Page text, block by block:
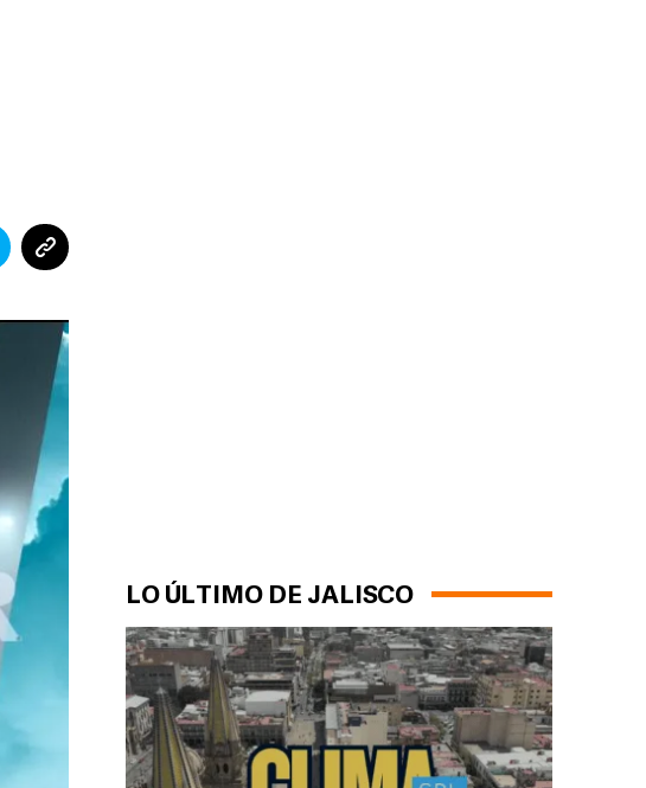
LO ÚLTIMO DE JALISCO